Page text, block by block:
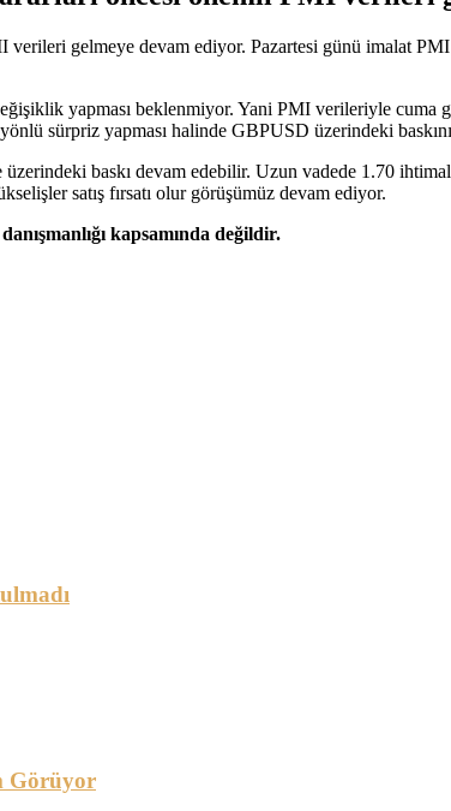
verileri gelmeye devam ediyor. Pazartesi günü imalat
yapması beklenmiyor. Yani PMI verileriyle
sürpriz yapması halinde GBPUSD üzerindeki
baskı devam edebilir. Uzun vadede 1.70
satış fırsatı olur görüşümüz devam ediyor.
kapsamında değildir.
Görüyor